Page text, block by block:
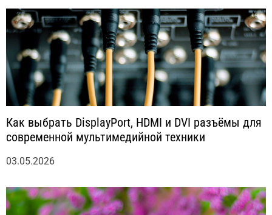
Как выбрать DisplayPort, HDMI и DVI разъёмы для
современной мультимедийной техники
03.05.2026